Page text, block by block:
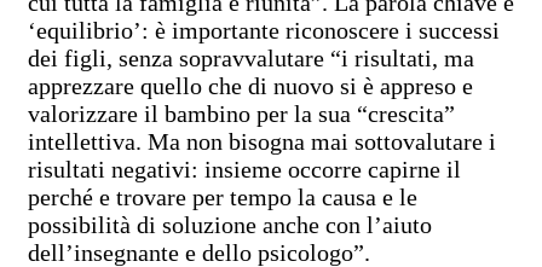
‘equilibrio’: è importante riconoscere i successi
dei figli, senza sopravvalutare “i risultati, ma
apprezzare quello che di nuovo si è appreso e
valorizzare il bambino per la sua “crescita”
intellettiva. Ma non bisogna mai sottovalutare i
risultati negativi: insieme occorre capirne il
perché e trovare per tempo la causa e le
possibilità di soluzione anche con l’aiuto
dell’insegnante e dello psicologo”.